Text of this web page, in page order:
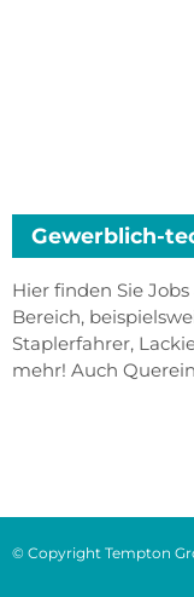
Gewerblich-
Hier finden Sie
Bereich,
Staplerfahrer,
mehr! Auch
© Copyright Tempton